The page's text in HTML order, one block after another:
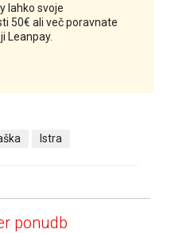
lahko svoje
50€ ali več poravnate
Leanpay.
Istra
ponudb